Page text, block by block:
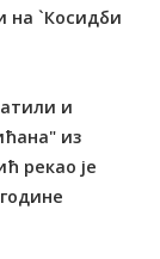
на `Косидби
и
из
рекао је